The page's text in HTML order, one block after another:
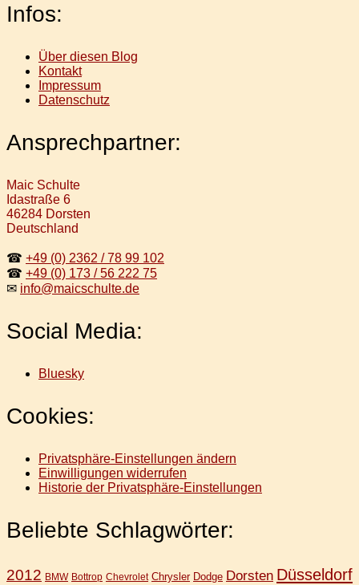
Infos:
Über diesen Blog
Kontakt
Impressum
Datenschutz
Ansprechpartner:
Maic Schulte
Idastraße 6
46284 Dorsten
Deutschland
☎ +49 (0) 2362 / 78 99 102
☎ +49 (0) 173 / 56 222 75
✉ info@maicschulte.de
Social Media:
Bluesky
Cookies:
Privatsphäre-Einstellungen ändern
Einwilligungen widerrufen
Historie der Privatsphäre-Einstellungen
Beliebte Schlagwörter:
2012 BMW Bottrop Chevrolet Chrysler Dodge Dorsten Düsseldorf